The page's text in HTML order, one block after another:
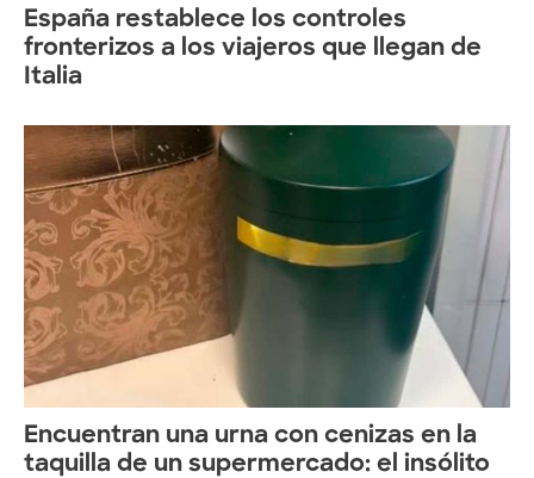
España restablece los controles
fronterizos a los viajeros que llegan de
Italia
Encuentran una urna con cenizas en la
taquilla de un supermercado: el insólito